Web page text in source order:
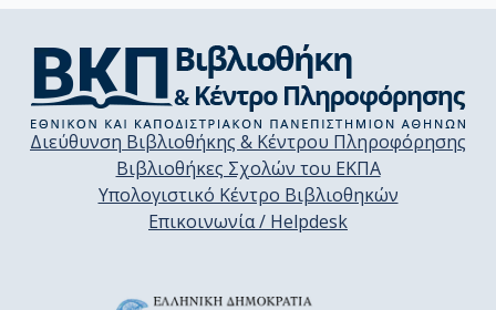
Διεύθυνση Βιβλιοθήκης & Κέντρου Πληροφόρησης
Βιβλιοθήκες Σχολών του ΕΚΠΑ
Υπολογιστικό Κέντρο Βιβλιοθηκών
Επικοινωνία / Helpdesk